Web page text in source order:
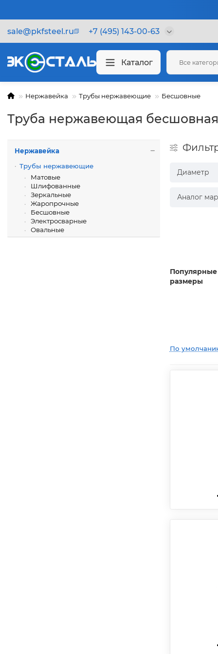
sale@pkfsteel.ru +7 (495) 143-00-63
Каталог Все
Нержавейка Трубы нержавеющие Бесшовные
Труба нержавеющая
Нержавейка
Трубы нержавеющие
Матовые
Шлифованные
Зеркальные
Жаропрочные
Бесшовные
Электросварные
Овальные
Диаметр
Аналог
Популярные
размеры
По